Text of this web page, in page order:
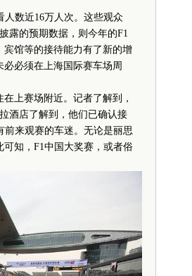
数近16万人次。这些观众
露的预期数据，则今年的F1
宾馆等的接待能力有了新的增
必须在上海国际赛车场周
上赛场附近。记者了解到，
酒店了解到，他们已确认接
前来观赛的车迷。无论是丽思
知，F1中国大奖赛，或者俗